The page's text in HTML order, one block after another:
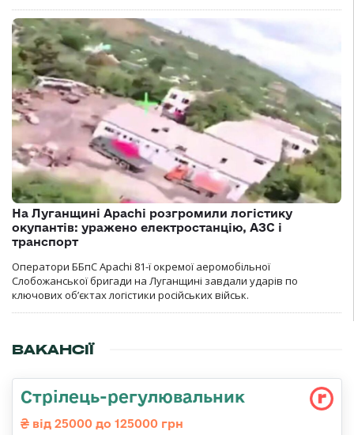
На Луганщині Apachi розгромили логістику
окупантів: уражено електростанцію, АЗС і
транспорт
Оператори ББпС Apachi 81-ї окремої аеромобільної
Слобожанської бригади на Луганщині завдали ударів по
ключових об’єктах логістики російських військ.
ВАКАНСІЇ
Стpілець-регулювальник
від 25000 до 125000 грн